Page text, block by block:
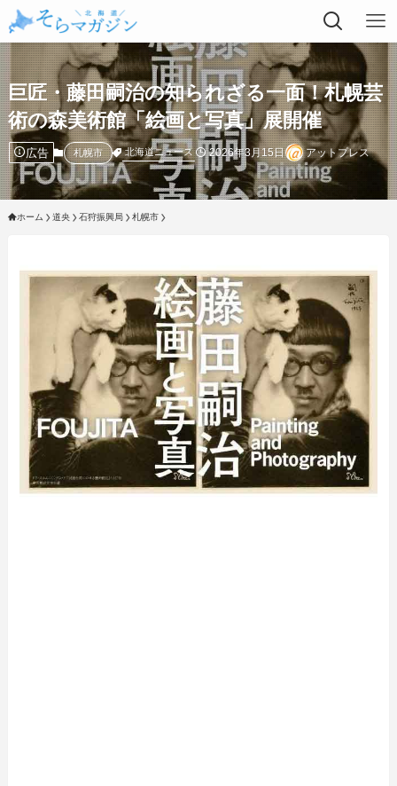
巨匠・藤田嗣治の知られざる一面！札幌芸
術の森美術館「絵画と写真」展開催
広告 札幌市 北海道ニュース 2026年3月15日 アットプレス
ホーム 道央 石狩振興局 札幌市